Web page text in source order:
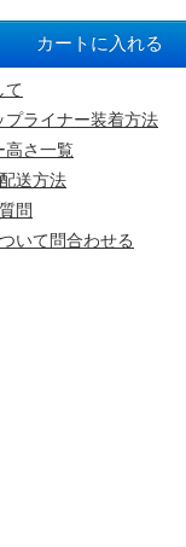
て
プライナー装着方法
高さ一覧
送方法
問
いて問合わせる